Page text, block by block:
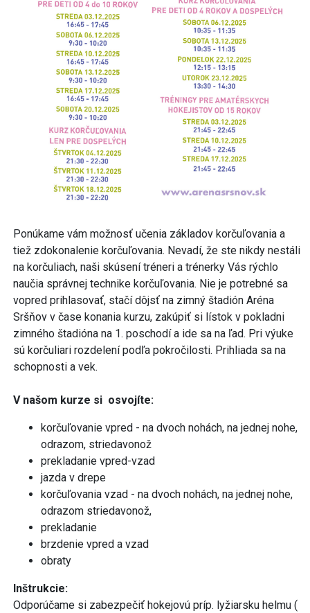
Ponúkame vám možnosť učenia základov korčuľovania a
tiež zdokonalenie korčuľovania. Nevadí, že ste nikdy nestáli
na korčuliach, naši skúsení tréneri a trénerky Vás rýchlo
naučia správnej technike korčuľovania. Nie je potrebné sa
vopred prihlasovať, stačí dôjsť na zimný štadión Aréna
Sršňov v čase konania kurzu, zakúpiť si lístok v pokladni
zimného štadióna na 1. poschodí a ide sa na ľad. Pri výuke
sú korčuliari rozdelení podľa pokročilosti. Prihliada sa na
schopnosti a vek.
V našom kurze si osvojíte:
korčuľovanie vpred - na dvoch nohách, na jednej nohe,
odrazom, striedavonož
prekladanie vpred-vzad
jazda v drepe
korčuľovania vzad - na dvoch nohách, na jednej nohe,
odrazom striedavonož,
prekladanie
brzdenie vpred a vzad
obraty
Inštrukcie:
Odporúčame si zabezpečiť hokejovú príp. lyžiarsku helmu (